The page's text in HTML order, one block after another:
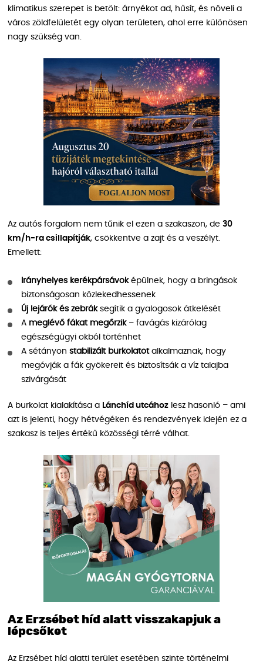
klimatikus szerepet is betölt: árnyékot ad, hűsít, és növeli a
város zöldfelületét egy olyan területen, ahol erre különösen
nagy szükség van.
Az autós forgalom nem tűnik el ezen a szakaszon, de 30
km/h-ra csillapítják, csökkentve a zajt és a veszélyt.
Emellett:
Irányhelyes kerékpársávoképülnek, hogy a bringások
biztonságosan közlekedhessenek
Új lejárók és zebráksegítik a gyalogosok átkelését
A meglévő fákat megőrzik– favágás kizárólag
egészségügyi okból történhet
A sétányon stabilizált burkolatotalkalmaznak, hogy
megóvják a fák gyökereit és biztosítsák a víz talajba
szivárgását
A burkolat kialakítása a Lánchíd utcához lesz hasonló – ami
azt is jelenti, hogy hétvégéken és rendezvények idején ez a
szakasz is teljes értékű közösségi térré válhat.
Az Erzsébet híd alatt visszakapjuk a
lépcsőket
Az Erzsébet híd alatti terület esetében szinte történelmi